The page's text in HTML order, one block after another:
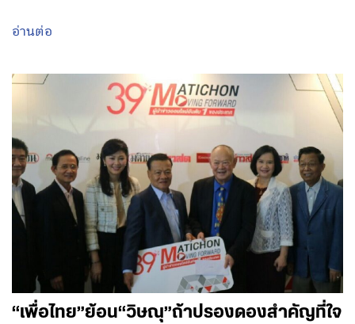
อ่านต่อ
“เพื่อไทย”ย้อน“วิษณุ”ถ้าปรองดองสำคัญที่ใจ